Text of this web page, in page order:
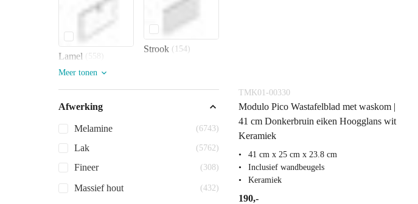
Lamel (558)
Strook (154)
Meer tonen
Afwerking
Melamine (6743)
Lak (5762)
Fineer (308)
Massief hout (432)
TMK01-00330
Modulo Pico Wastafelblad met waskom |
41 cm Donkerbruin eiken Hoogglans wit
Keramiek
41 cm x 25 cm x 23.8 cm
Inclusief wandbeugels
Keramiek
190,-